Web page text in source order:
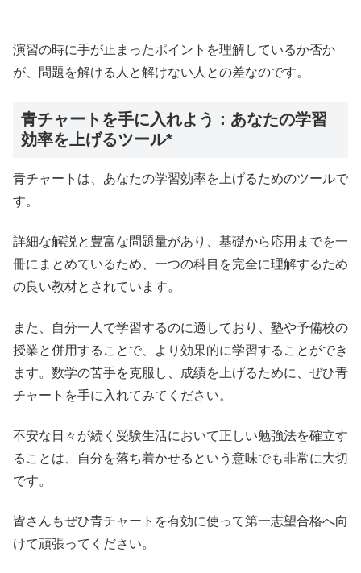
演習の時に手が止まったポイントを理解しているか否か
が、問題を解ける人と解けない人との差なのです。
青チャートを手に入れよう：あなたの学習
効率を上げるツール*
青チャートは、あなたの学習効率を上げるためのツールで
す。
詳細な解説と豊富な問題量があり、基礎から応用までを一
冊にまとめているため、一つの科目を完全に理解するため
の良い教材とされています。
また、自分一人で学習するのに適しており、塾や予備校の
授業と併用することで、より効果的に学習することができ
ます。数学の苦手を克服し、成績を上げるために、ぜひ青
チャートを手に入れてみてください。
不安な日々が続く受験生活において正しい勉強法を確立す
ることは、自分を落ち着かせるという意味でも非常に大切
です。
皆さんもぜひ青チャートを有効に使って第一志望合格へ向
けて頑張ってください。